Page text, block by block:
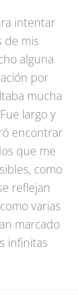
intentar
de mis
alguna
por
mucha
largo y
encontrar
que me
como
reflejan
varias
marcado
infinitas